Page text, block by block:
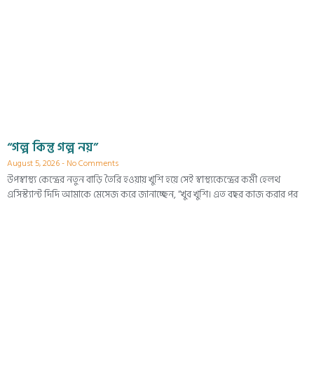
“গল্প কিন্তু গল্প নয়”
August 5, 2026 No Comments
উপস্বাস্থ্য কেন্দ্রের নতুন বাড়ি তৈরি হওয়ায় খুশি হয়ে সেই স্বাস্থ্যকেন্দ্রের কর্মী হেলথ
এসিস্ট্যান্ট দিদি আমাকে মেসেজ করে জানাচ্ছেন, “খুব খুশি। এত বছর কাজ করার পর